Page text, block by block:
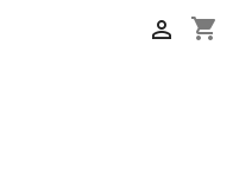
shopping_cart
